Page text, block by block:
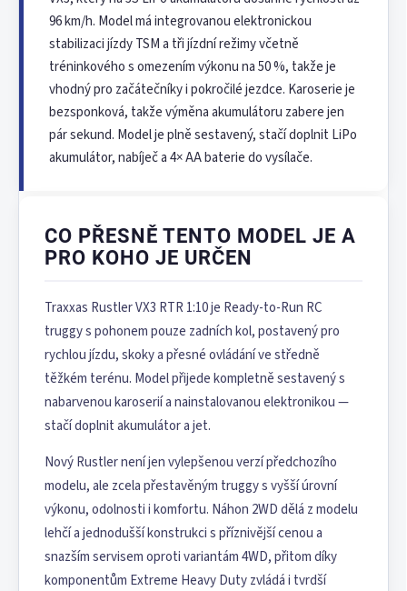
96 km/h. Model má integrovanou elektronickou
stabilizaci jízdy TSM a tři jízdní režimy včetně
tréninkového s omezením výkonu na 50 %, takže je
vhodný pro začátečníky i pokročilé jezdce. Karoserie je
bezsponková, takže výměna akumulátoru zabere jen
pár sekund. Model je plně sestavený, stačí doplnit LiPo
akumulátor, nabíječ a 4× AA baterie do vysílače.
CO PŘESNĚ TENTO MODEL JE A
PRO KOHO JE URČEN
Traxxas Rustler VX3 RTR 1:10 je Ready-to-Run RC
truggy s pohonem pouze zadních kol, postavený pro
rychlou jízdu, skoky a přesné ovládání ve středně
těžkém terénu. Model přijede kompletně sestavený s
nabarvenou karoserií a nainstalovanou elektronikou —
stačí doplnit akumulátor a jet.
Nový Rustler není jen vylepšenou verzí předchozího
modelu, ale zcela přestavěným truggy s vyšší úrovní
výkonu, odolnosti i komfortu. Náhon 2WD dělá z modelu
lehčí a jednodušší konstrukci s příznivější cenou a
snazším servisem oproti variantám 4WD, přitom díky
komponentům Extreme Heavy Duty zvládá i tvrdší